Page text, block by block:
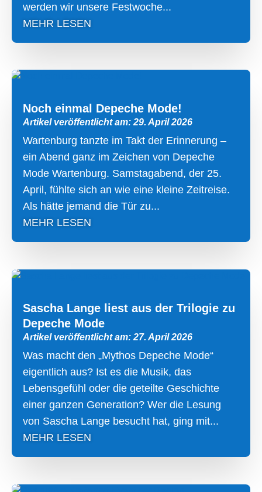
werden wir unsere Festwoche...
MEHR LESEN
Noch einmal Depeche Mode!
Artikel veröffentlicht am: 29. April 2026
Wartenburg tanzte im Takt der Erinnerung –
ein Abend ganz im Zeichen von Depeche
Mode Wartenburg. Samstagabend, der 25.
April, fühlte sich an wie eine kleine Zeitreise.
Als hätte jemand die Tür zu...
MEHR LESEN
Sascha Lange liest aus der Trilogie zu
Depeche Mode
Artikel veröffentlicht am: 27. April 2026
Was macht den „Mythos Depeche Mode“
eigentlich aus? Ist es die Musik, das
Lebensgefühl oder die geteilte Geschichte
einer ganzen Generation? Wer die Lesung
von Sascha Lange besucht hat, ging mit...
MEHR LESEN